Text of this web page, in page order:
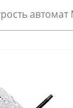
автомат